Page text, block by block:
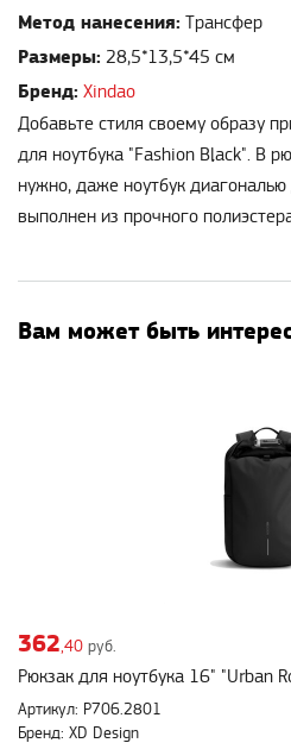
Метод нанесения: Трансфер
Размеры: 28,5*13,5*45 см
Бренд: Xindao
Добавьте стиля своему образу
для ноутбука "Fashion Black". В
нужно, даже ноутбук
выполнен из прочного
Вам может быть
362,40 руб.
Рюкзак для ноутбука 16" "Urban
Артикул: P706.2801
Бренд: XD Design